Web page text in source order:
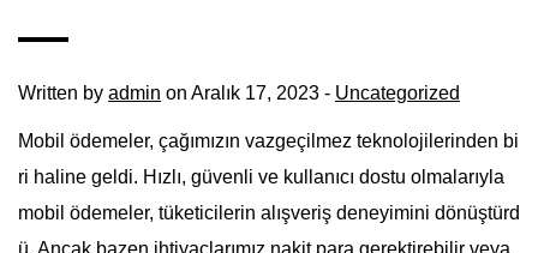
Written by admin on Aralık 17, 2023 - Uncategorized
Mobil ödemeler, çağımızın vazgeçilmez teknolojilerinden bi
ri haline geldi. Hızlı, güvenli ve kullanıcı dostu olmalarıyla
mobil ödemeler, tüketicilerin alışveriş deneyimini dönüştürd
ü. Ancak bazen ihtiyaçlarımız nakit para gerektirebilir veya